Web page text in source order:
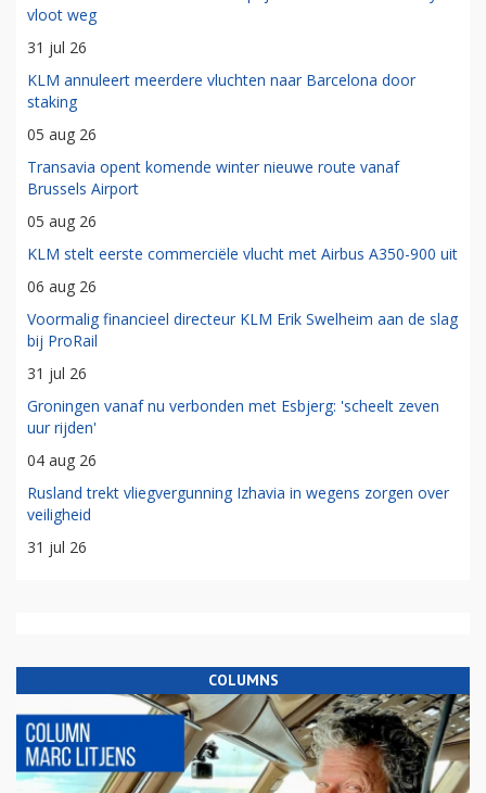
vloot weg
31 jul 26
KLM annuleert meerdere vluchten naar Barcelona door
staking
05 aug 26
Transavia opent komende winter nieuwe route vanaf
Brussels Airport
05 aug 26
KLM stelt eerste commerciële vlucht met Airbus A350-900 uit
06 aug 26
Voormalig financieel directeur KLM Erik Swelheim aan de slag
bij ProRail
31 jul 26
Groningen vanaf nu verbonden met Esbjerg: 'scheelt zeven
uur rijden'
04 aug 26
Rusland trekt vliegvergunning Izhavia in wegens zorgen over
veiligheid
31 jul 26
COLUMNS